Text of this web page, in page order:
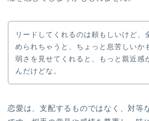
リードしてくれるのは頼もしいけど、
められちゃうと、ちょっと息苦しいか
弱さを見せてくれると、もっと親近感
んだけどな。
恋愛は、支配するものではなく、対等